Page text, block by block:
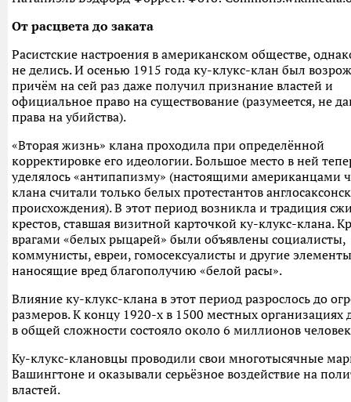
От расцвета до заката
Расистские настроения в американском обществе,
не делись. И осенью 1915 года ку-клукс-клан был
причём на сей раз даже получил признание властей и
официальное право на существование (разумеется, не
права на убийства).
«Вторая жизнь» клана проходила при определённой
корректировке его идеологии. Большое место в ней
уделялось «антипапизму» (настоящими американцами
клана считали только белых протестантов
происхождения). В этот период возникла и традиция
крестов, ставшая визитной карточкой ку-клукс-клана.
врагами «белых рыцарей» были объявлены социалисты,
коммунисты, евреи, гомосексуалисты и другие
наносящие вред благополучию «белой расы».
Влияние ку-клукс-клана в этот период разрослось до
размеров. К концу 1920-х в 1500 местных организациях
в общей сложности состояло около 6 миллионов
Ку-клукс-клановцы проводили свои многотысячные
Вашингтоне и оказывали серьёзное воздействие на
властей.